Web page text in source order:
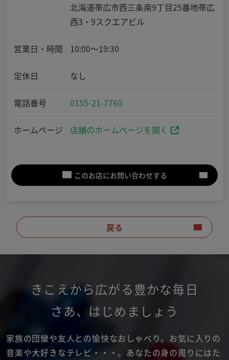
北海道帯広市西三条南9丁目25番地帯広
西3・9スクエアビル
営業日・時間 10:00～19:30
定休日 なし
電話番号 0155-21-7760
ホームページ 店舗のホームページを開く
このお店にお問い合わせする
戻る
きこえから広がる豊かな毎日
さあ、 はじめましょう
家族の団欒や友人との愉快なおしゃべり。 お気に入りの
音楽や大好きなテレビ・・・。 あなたの身の周りにはた